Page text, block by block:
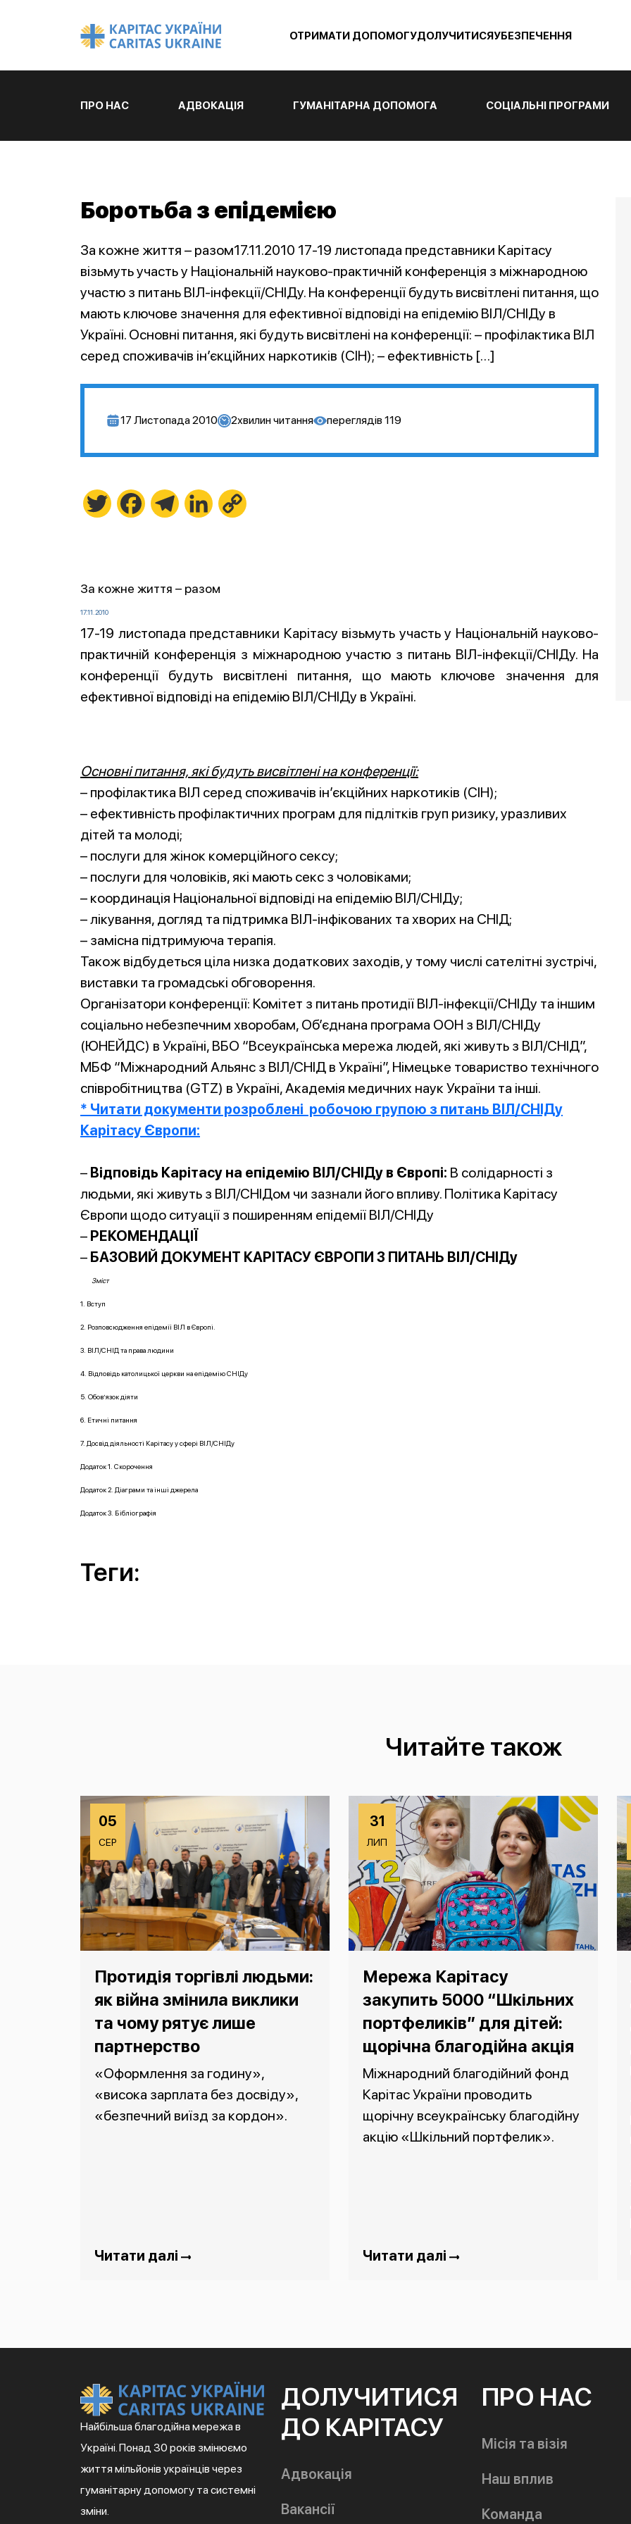
ОТРИМАТИ ДОПОМОГУДОЛУЧИТИСЯУБЕЗПЕЧЕННЯ
ПРО НАС АДВОКАЦІЯ ГУМАНІТАРНА ДОПОМОГА СОЦІАЛЬНІ ПРОГРАМИ
Боротьба з епідемією
За кожне життя – разом17.11.2010 17-19 листопада представники Карітасу
візьмуть участь у Національній науково-практичній конференція з міжнародною
участю з питань ВІЛ-інфекції/СНІДу. На конференції будуть висвітлені питання, що
мають ключове значення для ефективної відповіді на епідемію ВІЛ/СНІДу в
Україні. Основні питання, які будуть висвітлені на конференції: – профілактика ВІЛ
серед споживачів ін’єкційних наркотиків (СІН); – ефективність […]
17 Листопада 2010 2хвилин читання переглядів 119
Twitter FacebookTelegramLinkedIn
За кожне життя – разом
17.11.2010
17-19 листопада представники Карітасу візьмуть участь у Національній науково-
практичній конференція з міжнародною участю з питань ВІЛ-інфекції/СНІДу. На
конференції будуть висвітлені питання, що мають ключове значення для
ефективної відповіді на епідемію ВІЛ/СНІДу в Україні.
Основні питання, які будуть висвітлені на конференції:
– профілактика ВІЛ серед споживачів ін’єкційних наркотиків (СІН);
– ефективність профілактичних програм для підлітків груп ризику, уразливих
дітей та молоді;
– послуги для жінок комерційного сексу;
– послуги для чоловіків, які мають секс з чоловіками;
– координація Національної відповіді на епідемію ВІЛ/СНІДу;
– лікування, догляд та підтримка ВІЛ-інфікованих та хворих на СНІД;
– замісна підтримуюча терапія.
Також відбудеться ціла низка додаткових заходів, у тому числі сателітні зустрічі,
виставки та громадські обговорення.
Організатори конференції: Комітет з питань протидії ВІЛ-інфекції/СНІДу та іншим
соціально небезпечним хворобам, Об’єднана програма ООН з ВІЛ/СНІДу
(ЮНЕЙДС) в Україні, ВБО “Всеукраїнська мережа людей, які живуть з ВІЛ/СНІД”,
МБФ “Міжнародний Альянс з ВІЛ/СНІД в Україні”, Німецьке товариство технічного
співробітництва (GTZ) в Україні, Академія медичних наук України та інші.
* Читати документи розроблені робочою групою з питань ВІЛ/СНІДу
Карітасу Європи:
– Відповідь Карітасу на епідемію ВІЛ/СНІДу в Європі: В солідарності з
людьми, які живуть з ВІЛ/СНІДом чи зазнали його впливу. Політика Карітасу
Європи щодо ситуації з поширенням епідемії ВІЛ/CНІДу
– РЕКОМЕНДАЦІЇ
– БАЗОВИЙ ДОКУМЕНТ КАРІТАСУ ЄВРОПИ З ПИТАНЬ ВІЛ/СНІДу
Зміст
1. Вступ
2. Розповсюдження епідемії ВІЛ в Європі.
3. ВІЛ/СНІД та права людини
4. Відповідь католицької церкви на епідемію СНІДу
5. Обов’язок діяти
6. Етичні питання
7. Досвід діяльності Карітасу у сфері ВІЛ/СНІДу
Додаток 1. Скорочення
Додаток 2. Діаграми та інші джерела
Додаток 3. Бібліографія
Теги:
Читайте також
05
СЕР
Протидія торгівлі людьми:
як війна змінила виклики
та чому рятує лише
партнерство
«Оформлення за годину»,
«висока зарплата без досвіду»,
«безпечний виїзд за кордон».
Читати далі
31
ЛИП
Мережа Карітасу
закупить 5000 “Шкільних
портфеликів” для дітей:
щорічна благодійна акція
Міжнародний благодійний фонд
Карітас України проводить
щорічну всеукраїнську благодійну
акцію «Шкільний портфелик».
Читати далі
Найбільша благодійна мережа в
Україні. Понад 30 років змінюємо
життя мільйонів українців через
гуманітарну допомогу та системні
зміни.
ДОЛУЧИТИСЯ
ДО КАРІТАСУ
Адвокація
Вакансії
ПРО НАС
Місія та візія
Наш вплив
Команда